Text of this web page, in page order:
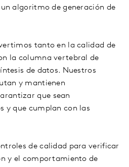
algoritmo de generación de
tanto en la calidad de
la columna vertebral de
de datos. Nuestros
y mantienen
que sean
y que cumplan con las
de calidad para verificar
y el comportamiento de